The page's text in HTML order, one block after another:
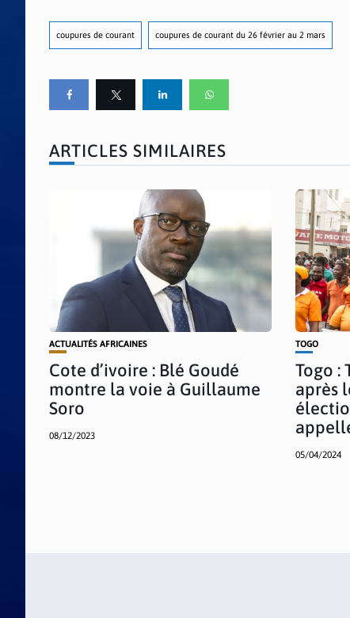
coupures de courant coupures de courant du 26 février au 2 mars
ARTICLES SIMILAIRES
ACTUALITÉS AFRICAINES
Cote d’ivoire : Blé Goudé
montre la voie à Guillaume
Soro
08/12/2023
TOGO
Togo :
après
05/04/2024